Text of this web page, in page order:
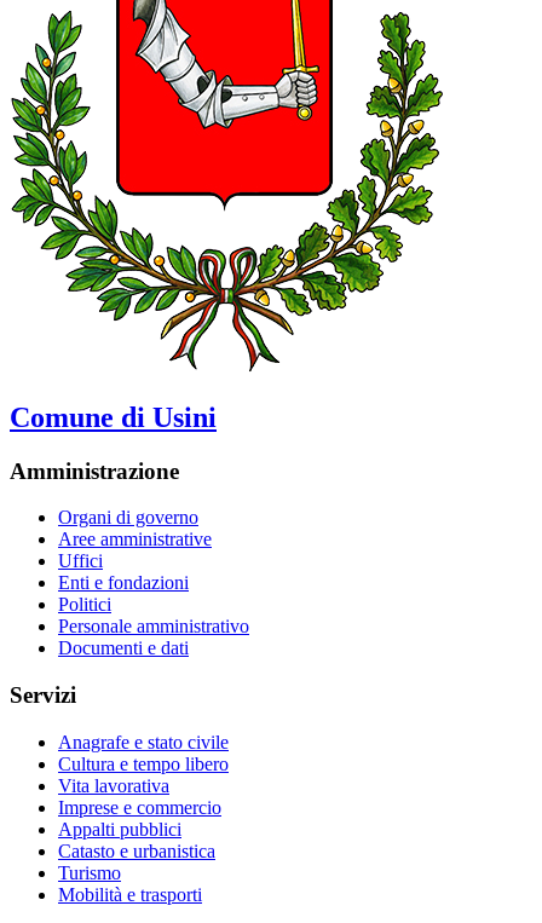
Comune di Usini
Amministrazione
Organi di governo
Aree amministrative
Uffici
Enti e fondazioni
Politici
Personale amministrativo
Documenti e dati
Servizi
Anagrafe e stato civile
Cultura e tempo libero
Vita lavorativa
Imprese e commercio
Appalti pubblici
Catasto e urbanistica
Turismo
Mobilità e trasporti